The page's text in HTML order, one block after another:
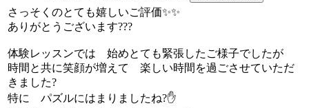
さっそくのとても嬉しいご評価✨✨
ありがとうございます???
体験レッスンでは 始めとても緊張したご様子でしたが
時間と共に笑顔が増えて 楽しい時間を過ごさせていただ
きました?
特に パズルにはまりましたね?✋